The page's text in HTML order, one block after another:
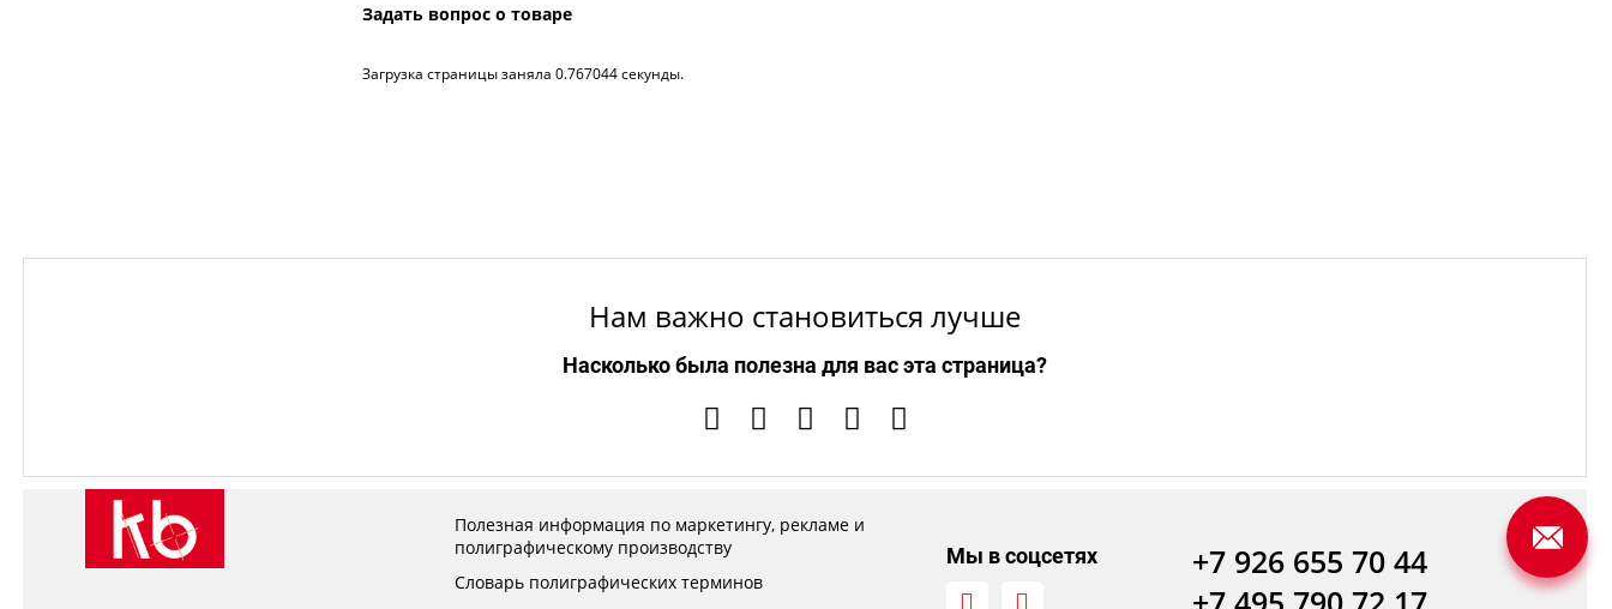
Задать вопрос о товаре
Загрузка страницы заняла 0.767044 секунды.
Нам важно становиться лучше
Насколько была полезна для вас эта страница?
Полезная информация по маркетингу, рекламе и
полиграфическому производству
Словарь полиграфических терминов
Мы в соцсетях
+7 926 655 70 44